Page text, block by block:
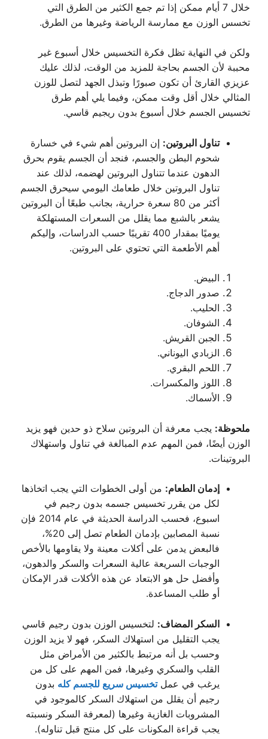
خلال 7 أيام ممكن إذا تم جمع الكثير من الطرق التي
تخسس الوزن مع ممارسة الرياضة وغيرها من الطرق.
ولكن في النهاية تظل فكرة التخسيس خلال أسبوع غير
محببة لأن الجسم بحاجة للمزيد من الوقت، لذلك عليك
عزيزي القارئ أن تكون صبورًا وتبذل الجهد لتصل للوزن
المثالي خلال أقل وقت ممكن، وفيما يلي أهم طرق
تخسيس الجسم خلال أسبوع بدون ريجيم قاسي.
تناول البروتين: إن البروتين أهم شيء في خسارة
شحوم البطن والجسم، فنجد أن الجسم يقوم بحرق
الدهون عندما تتناول البروتين لهضمه، لذلك عند
تناول البروتين خلال طعامك اليومي سيحرق الجسم
أكثر من 80 سعرة حرارية، بجانب طبعًا أن البروتين
يشعر بالشبع مما يقلل من السعرات المستهلكة
يوميًا بمقدار 400 تقريبًا حسب الدراسات، وإليكم
أهم الأطعمة التي تحتوي على البروتين.
البيض.
صدور الدجاج.
الحليب.
الشوفان.
الجبن القريش.
الزبادي اليوناني.
اللحم البقري.
اللوز والمكسرات.
الأسماك.
ملحوظة: يجب معرفة أن البروتين سلاح ذو حدين فهو يزيد
الوزن أيضًا، فمن المهم عدم المبالغة في تناول واستهلاك
البروتينات.
إدمان الطعام: من أولى الخطوات التي يجب اتخاذها
لكل من يقرر تخسيس جسمه بدون رجيم في
اسبوع، فحسب الدراسة الحديثة في عام 2014 فإن
نسبة المصابين بإدمان الطعام تصل إلى 20%،
فالبعض يدمن على أكلات معينة ولا يقاومها بالأخص
الوجبات السريعة عالية السعرات والسكر والدهون،
وأفضل حل هو الابتعاد عن هذه الأكلات قدر الإمكان
أو طلب المساعدة.
السكر المضاف: لتخسيس الوزن بدون رجيم قاسي
يجب التقليل من استهلاك السكر، فهو لا يزيد الوزن
وحسب بل أنه مرتبط بالكثير من الأمراض مثل
القلب والسكري وغيرها، فمن المهم على كل من
يرغب في عملتخسيس سريع للجسم كله بدون
رجيم أن يقلل من استهلاك السكر كالموجود في
المشروبات الغازية وغيرها (لمعرفة السكر ونسبته
يجب قراءة المكونات على كل منتج قبل تناوله).